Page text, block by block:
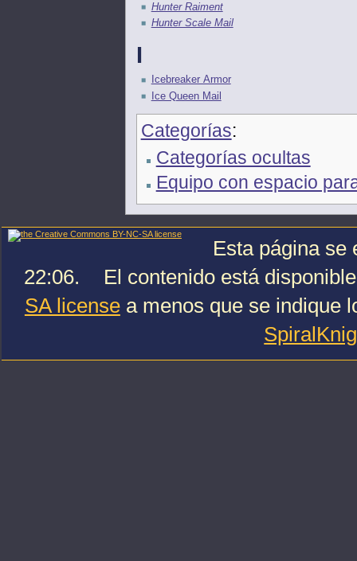
Hunter Raiment
Hunter Scale Mail
I
Icebreaker Armor
Ice Queen Mail
Categorías:
Categorías ocultas
Equipo con espacio
Esta página se
22:06.
El contenido está
SA licensea menos que se indique